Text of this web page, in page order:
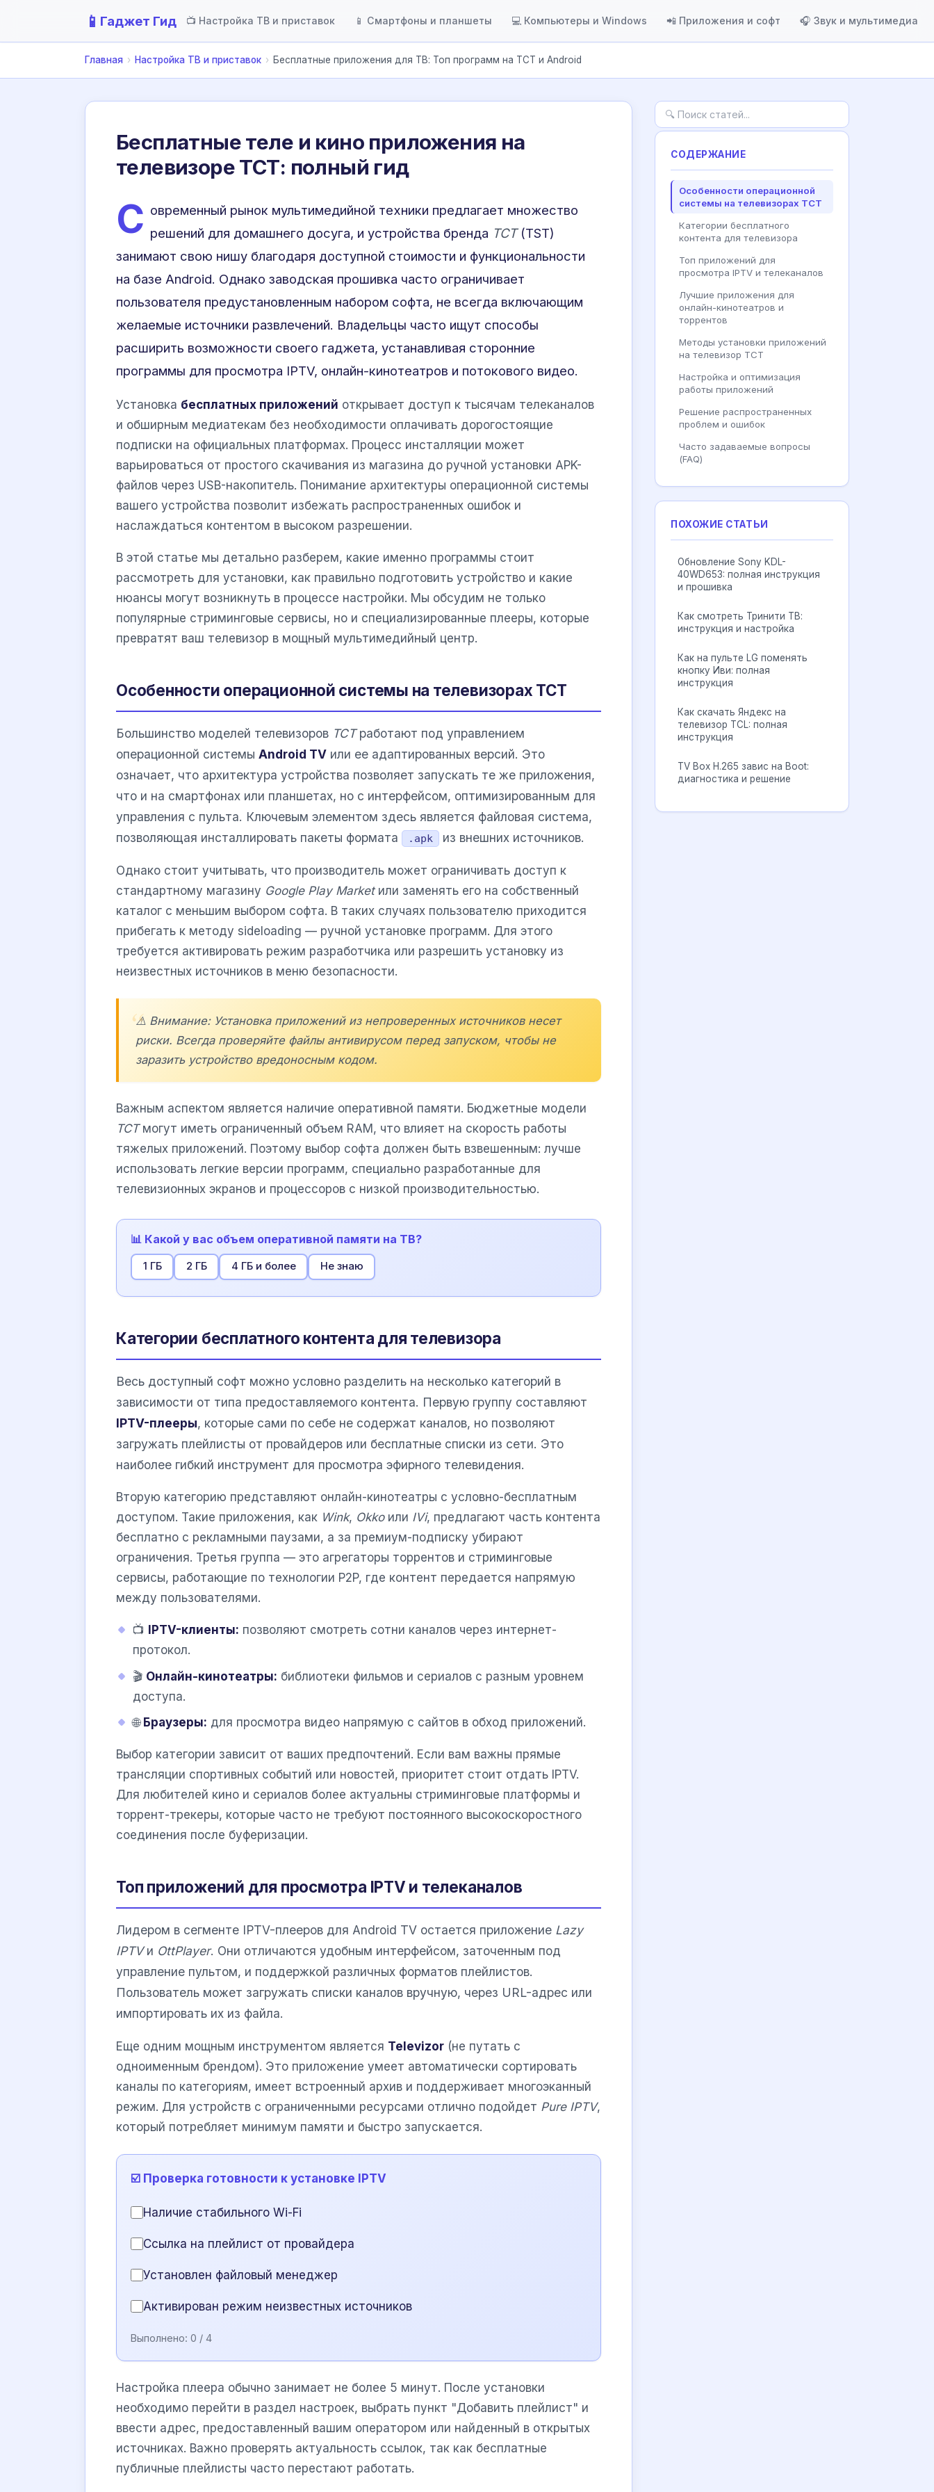
📱 Гаджет Гид 📺 Настройка ТВ и приставок 📱 Смартфоны и планшеты 💻 Компьютеры и Windows 📲 Приложения и софт 🎧 Звук и мультимедиа
Главная › Настройка ТВ и приставок › Бесплатные приложения для ТВ: Топ программ на ТСТ и Android
Бесплатные теле и кино приложения на
телевизоре ТСТ: полный гид
С овременный рынок мультимедийной техники предлагает множество
решений для домашнего досуга, и устройства бренда ТСТ(TST)
занимают свою нишу благодаря доступной стоимости и функциональности
на базе Android. Однако заводская прошивка часто ограничивает
пользователя предустановленным набором софта, не всегда включающим
желаемые источники развлечений. Владельцы часто ищут способы
расширить возможности своего гаджета, устанавливая сторонние
программы для просмотра IPTV, онлайн-кинотеатров и потокового видео.
Установка бесплатных приложений открывает доступ к тысячам телеканалов
и обширным медиатекам без необходимости оплачивать дорогостоящие
подписки на официальных платформах. Процесс инсталляции может
варьироваться от простого скачивания из магазина до ручной установки APK-
файлов через USB-накопитель. Понимание архитектуры операционной системы
вашего устройства позволит избежать распространенных ошибок и
наслаждаться контентом в высоком разрешении.
В этой статье мы детально разберем, какие именно программы стоит
рассмотреть для установки, как правильно подготовить устройство и какие
нюансы могут возникнуть в процессе настройки. Мы обсудим не только
популярные стриминговые сервисы, но и специализированные плееры, которые
превратят ваш телевизор в мощный мультимедийный центр.
Особенности операционной системы на телевизорах ТСТ
Большинство моделей телевизоров ТСТработают под управлением
операционной системы Android TV или ее адаптированных версий. Это
означает, что архитектура устройства позволяет запускать те же приложения,
что и на смартфонах или планшетах, но с интерфейсом, оптимизированным для
управления с пульта. Ключевым элементом здесь является файловая система,
позволяющая инсталлировать пакеты формата
.apk из внешних источников.
Однако стоит учитывать, что производитель может ограничивать доступ к
стандартному магазину Google Play Marketили заменять его на собственный
каталог с меньшим выбором софта. В таких случаях пользователю приходится
прибегать к методу sideloading — ручной установке программ. Для этого
требуется активировать режим разработчика или разрешить установку из
неизвестных источников в меню безопасности.
⚠️ Внимание: Установка приложений из непроверенных источников несет
риски. Всегда проверяйте файлы антивирусом перед запуском, чтобы не
заразить устройство вредоносным кодом.
Важным аспектом является наличие оперативной памяти. Бюджетные модели
ТСТмогут иметь ограниченный объем RAM, что влияет на скорость работы
тяжелых приложений. Поэтому выбор софта должен быть взвешенным: лучше
использовать легкие версии программ, специально разработанные для
телевизионных экранов и процессоров с низкой производительностью.
📊 Какой у вас объем оперативной памяти на ТВ?
1 ГБ 2 ГБ 4 ГБ и более Не знаю
Категории бесплатного контента для телевизора
Весь доступный софт можно условно разделить на несколько категорий в
зависимости от типа предоставляемого контента. Первую группу составляют
IPTV-плееры, которые сами по себе не содержат каналов, но позволяют
загружать плейлисты от провайдеров или бесплатные списки из сети. Это
наиболее гибкий инструмент для просмотра эфирного телевидения.
Вторую категорию представляют онлайн-кинотеатры с условно-бесплатным
доступом. Такие приложения, как Wink, Okkoили IVi, предлагают часть контента
бесплатно с рекламными паузами, а за премиум-подписку убирают
ограничения. Третья группа — это агрегаторы торрентов и стриминговые
сервисы, работающие по технологии P2P, где контент передается напрямую
между пользователями.
📺 IPTV-клиенты: позволяют смотреть сотни каналов через интернет-
протокол.
🎬 Онлайн-кинотеатры: библиотеки фильмов и сериалов с разным уровнем
доступа.
🌐 Браузеры: для просмотра видео напрямую с сайтов в обход приложений.
Выбор категории зависит от ваших предпочтений. Если вам важны прямые
трансляции спортивных событий или новостей, приоритет стоит отдать IPTV.
Для любителей кино и сериалов более актуальны стриминговые платформы и
торрент-трекеры, которые часто не требуют постоянного высокоскоростного
соединения после буферизации.
Топ приложений для просмотра IPTV и телеканалов
Лидером в сегменте IPTV-плееров для Android TV остается приложение Lazy
IPTVи OttPlayer. Они отличаются удобным интерфейсом, заточенным под
управление пультом, и поддержкой различных форматов плейлистов.
Пользователь может загружать списки каналов вручную, через URL-адрес или
импортировать их из файла.
Еще одним мощным инструментом является Televizor (не путать с
одноименным брендом). Это приложение умеет автоматически сортировать
каналы по категориям, имеет встроенный архив и поддерживает многоэканный
режим. Для устройств с ограниченными ресурсами отлично подойдет Pure IPTV,
который потребляет минимум памяти и быстро запускается.
☑️ Проверка готовности к установке IPTV
Наличие стабильного Wi-Fi
Ссылка на плейлист от провайдера
Установлен файловый менеджер
Активирован режим неизвестных источников
Выполнено: 0 / 4
Настройка плеера обычно занимает не более 5 минут. После установки
необходимо перейти в раздел настроек, выбрать пункт "Добавить плейлист" и
ввести адрес, предоставленный вашим оператором или найденный в открытых
источниках. Важно проверять актуальность ссылок, так как бесплатные
публичные плейлисты часто перестают работать.
СОДЕРЖАНИЕ
Особенности операционной
системы на телевизорах ТСТ
Категории бесплатного
контента для телевизора
Топ приложений для
просмотра IPTV и телеканалов
Лучшие приложения для
онлайн-кинотеатров и
торрентов
Методы установки приложений
на телевизор ТСТ
Настройка и оптимизация
работы приложений
Решение распространенных
проблем и ошибок
Часто задаваемые вопросы
(FAQ)
ПОХОЖИЕ СТАТЬИ
Обновление Sony KDL-
40WD653: полная инструкция
и прошивка
Как смотреть Тринити ТВ:
инструкция и настройка
Как на пульте LG поменять
кнопку Иви: полная
инструкция
Как скачать Яндекс на
телевизор TCL: полная
инструкция
TV Box H.265 завис на Boot:
диагностика и решение